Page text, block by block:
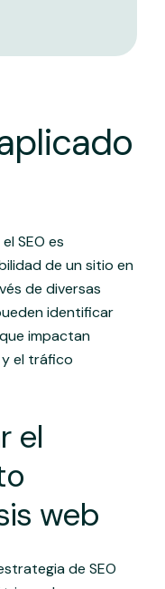
SEO es
de un sitio en
de diversas
identificar
impactan
el tráfico
el
web
de SEO